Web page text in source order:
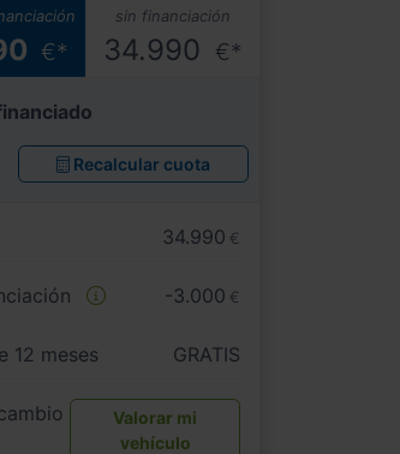
€*
sin financiación
34.990 €*
Recalcular cuota
34.990 €
-3.000 €
12 meses GRATIS
Valorar mi
vehículo